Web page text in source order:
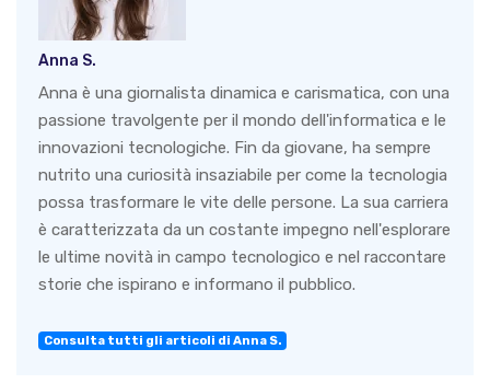
Anna S.
Anna è una giornalista dinamica e carismatica, con una
passione travolgente per il mondo dell'informatica e le
innovazioni tecnologiche. Fin da giovane, ha sempre
nutrito una curiosità insaziabile per come la tecnologia
possa trasformare le vite delle persone. La sua carriera
è caratterizzata da un costante impegno nell'esplorare
le ultime novità in campo tecnologico e nel raccontare
storie che ispirano e informano il pubblico.
Consulta tutti gli articoli di Anna S.